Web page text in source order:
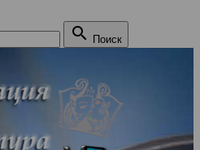
 Поиск